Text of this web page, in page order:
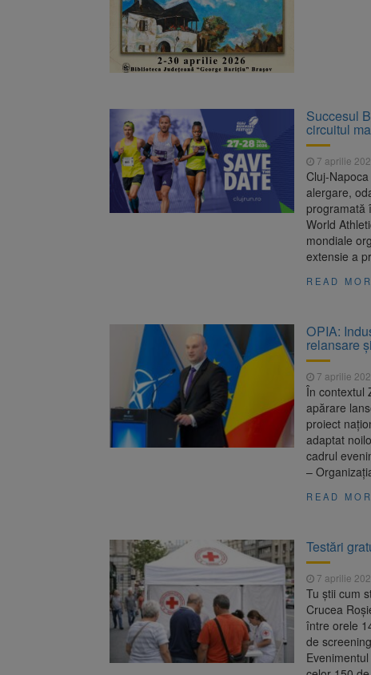
Succesul
circuitul
7 aprilie
Cluj-
alergare,
programată
World
mondiale
extensie a
READ
OPIA:
relansare
7 aprilie
În contextul
apărare
proiect
adaptat
cadrul
–
READ
Testări
7 aprilie
Tu știi cum
Crucea
între orele
de